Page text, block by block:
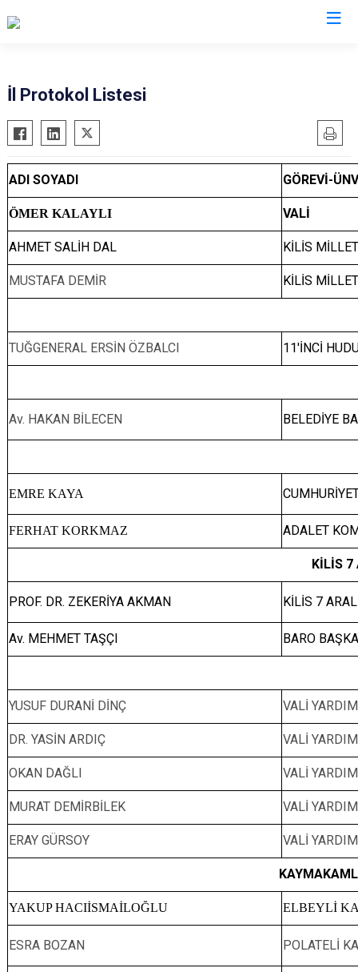
İl Protokol Listesi
ADI SOYADI GÖREVİ-
ÖMER KALAYLI VALİ
AHMET SALİH DAL KİLİS
MUSTAFA DEMİR KİLİS
TUĞGENERAL ERSİN ÖZBALCI 11'İNCİ
Av. HAKAN BİLECEN BELEDİYE
EMRE KAYA
FERHAT KORKMAZ ADALET
KİLİS 7
PROF. DR. ZEKERİYA AKMAN KİLİS 7
Av. MEHMET TAŞÇI BARO
YUSUF DURANİ DİNÇ VALİ
DR. YASİN ARDIÇ VALİ
OKAN DAĞLI VALİ
MURAT DEMİRBİLEK VALİ
ERAY GÜRSOY VALİ
YAKUP HACIİSMAİLOĞLU ELBEYLİ
ESRA BOZAN POLATELİ